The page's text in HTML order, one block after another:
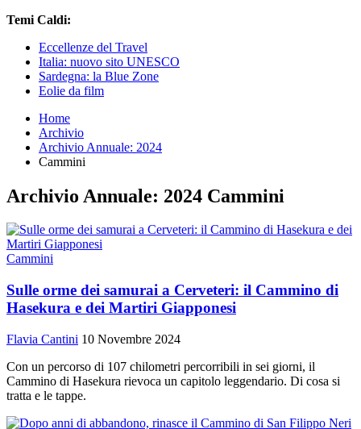
Temi Caldi:
Eccellenze del Travel
Italia: nuovo sito UNESCO
Sardegna: la Blue Zone
Eolie da film
Home
Archivio
Archivio Annuale: 2024
Cammini
Archivio Annuale: 2024 Cammini
Cammini
Sulle orme dei samurai a Cerveteri: il Cammino di
Hasekura e dei Martiri Giapponesi
Flavia Cantini 10 Novembre 2024
Con un percorso di 107 chilometri percorribili in sei giorni, il
Cammino di Hasekura rievoca un capitolo leggendario. Di cosa si
tratta e le tappe.